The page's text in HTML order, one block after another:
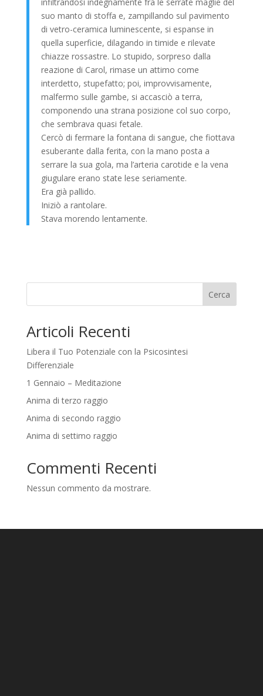
suo manto di stoffa e, zampillando sul pavimento
di vetro-ceramica luminescente, si espanse in
quella superficie, dilagando in timide e rilevate
chiazze rossastre. Lo stupido, sorpreso dalla
reazione di Carol, rimase un attimo come
interdetto, stupefatto; poi, improvvisamente,
malfermo sulle gambe, si accasciò a terra,
componendo una strana posizione col suo corpo,
che sembrava quasi fetale.
Cercò di fermare la fontana di sangue, che fiottava
esuberante dalla ferita, con la mano posta a
serrare la sua gola, ma l’arteria carotide e la vena
giugulare erano state lese seriamente.
Era già pallido.
Iniziò a rantolare.
Stava morendo lentamente.
Cerca
Articoli Recenti
Libera il Tuo Potenziale con la Psicosintesi
Differenziale
1 Gennaio – Meditazione
Anima di terzo raggio
Anima di secondo raggio
Anima di settimo raggio
Commenti Recenti
Nessun commento da mostrare.